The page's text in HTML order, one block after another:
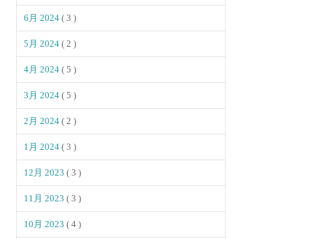
6月 2024( 3 )
5月 2024( 2 )
4月 2024( 5 )
3月 2024( 5 )
2月 2024( 2 )
1月 2024( 3 )
12月 2023( 3 )
11月 2023( 3 )
10月 2023( 4 )